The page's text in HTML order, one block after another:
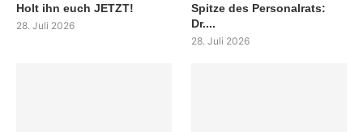
Holt ihn euch JETZT!
28. Juli 2026
Spitze des Personalrats:
Dr....
28. Juli 2026